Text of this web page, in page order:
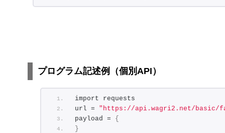
プログラム記述例（個別API）
import requests
url = "https://api.wagri2.net/basic/
payload = {
}